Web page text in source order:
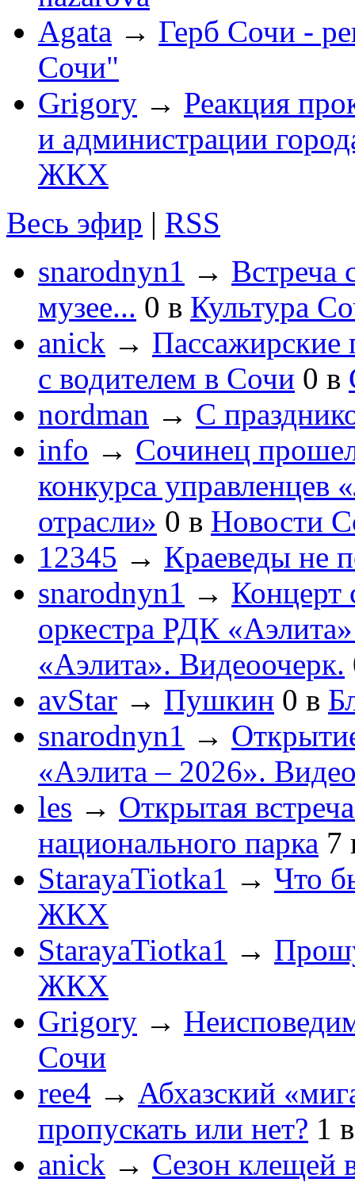
Agata → Герб Сочи -
Сочи"
Grigory → Реакция
и администрации
ЖКХ
Весь эфир | RSS
snarodnyn1 → Встреча
музее... 0 в Культура
anick → Пассажирские
с водителем в Сочи 0 в
nordman → С
info → Сочинец
конкурса управленцев
отрасли» 0 в Новости
12345 → Краеведы не
snarodnyn1 → Концерт
оркестра РДК
«Аэлита». Видеоочерк.
avStar → Пушкин 0 в
snarodnyn1 →
«Аэлита – 2026».
les → Открытая
национального парка 7
StarayaTiotka1 → Что
ЖКХ
StarayaTiotka1 →
ЖКХ
Grigory →
Сочи
ree4 → Абхазский
пропускать или нет? 1
anick → Сезон клещей